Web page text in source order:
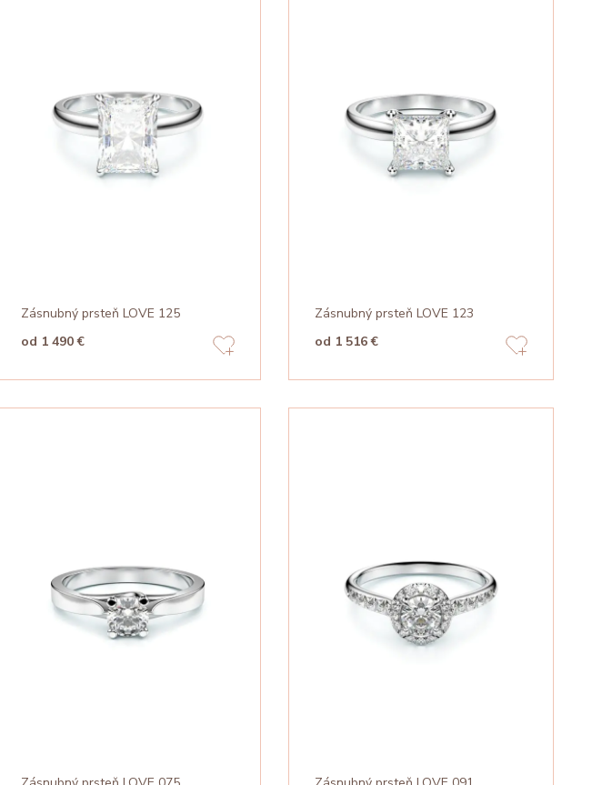
Zásnubný prsteň LOVE 125
od 1 490 €
Zásnubný prsteň LOVE 123
od 1 516 €